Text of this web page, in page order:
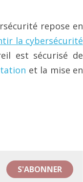
repose en
la cybersécurité
est sécurisé de
et la mise en
S'ABONNER